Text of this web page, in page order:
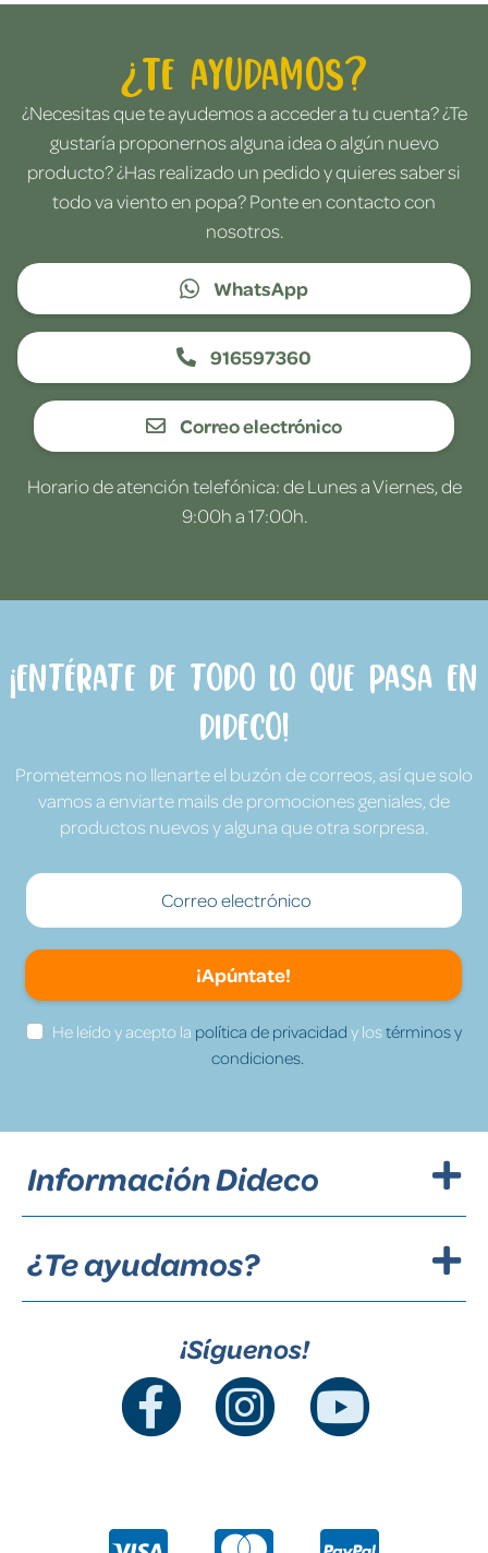
¿Te ayudamos?
¿Necesitas que te ayudemos a acceder a tu cuenta? ¿Te
gustaría proponernos alguna idea o algún nuevo
producto? ¿Has realizado un pedido y quieres saber si
todo va viento en popa? Ponte en contacto con
nosotros.
WhatsApp
916597360
Correo electrónico
Horario de atención telefónica: de Lunes a Viernes, de
9:00h a 17:00h.
¡Entérate de todo lo que pasa en
Dideco!
Prometemos no llenarte el buzón de correos, así que solo
vamos a enviarte mails de promociones geniales, de
productos nuevos y alguna que otra sorpresa.
¡Apúntate!
He leído y acepto la política de privacidad y lostérminos y
condiciones.
Información Dideco
¿Te ayudamos?
¡Síguenos!